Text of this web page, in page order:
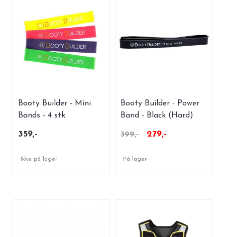
Booty Builder - Mini
Bands - 4 stk
359,-
Ikke på lager
Booty Builder - Power
Band - Black (Hard)
399,- 279,-
På lager